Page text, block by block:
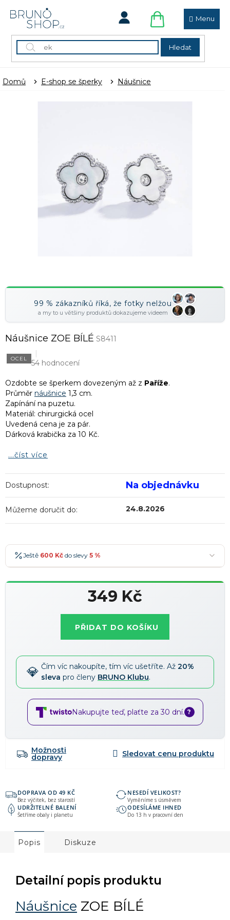
Hledat
NÁKUPNÍ
KOŠÍK
Domů E-shop se šperky Náušnice
99 % zákazníků říká, že fotky nelžou
a my to u většiny produktů dokazujeme videem
Náušnice ZOE BÍLÉ S8411
OCEL 54 hodnocení
Ozdobte se šperkem dovezeným až z Paříže.
Průměr náušnice 1,3 cm.
Zapínání na puzetu.
Materiál: chirurgická ocel
Uvedená cena je za pár.
Dárková krabička za 10 Kč.
...číst více
Dostupnost: Na objednávku
Můžeme doručit do: 24.8.2026
Ještě 600 Kč do slevy 5 %
349 Kč
PŘIDAT DO KOŠÍKU
Čím víc nakoupíte, tím víc ušetříte. Až 20%
sleva pro členy BRUNO Klubu.
Nakupujte teď, plaťte za 30 dní. ?
Možnosti
dopravy
DOPRAVA OD 49 KČ
Bez výčitek, bez starostí
NESEDÍ VELIKOST?
Vyměníme s úsměvem
UDRŽITELNÉ BALENÍ
Šetříme obaly i planetu
ODESÍLÁME IHNED
Do 13 h v pracovní den
Popis Diskuze
Detailní popis produktu
Náušnice ZOE BÍLÉ